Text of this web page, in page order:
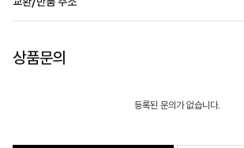
교환/반품 주소
상품문의
등록된 문의가 없습니다.